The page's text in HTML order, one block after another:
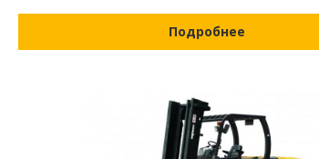
Подробнее